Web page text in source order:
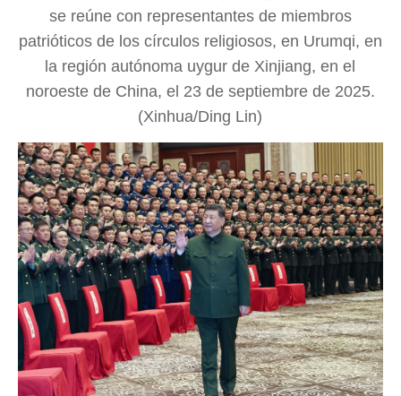
se reúne con representantes de miembros
patrióticos de los círculos religiosos, en Urumqi, en
la región autónoma uygur de Xinjiang, en el
noroeste de China, el 23 de septiembre de 2025.
(Xinhua/Ding Lin)